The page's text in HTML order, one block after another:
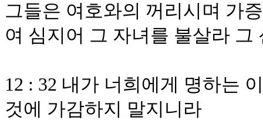
그들은 여호와의 꺼리시며 가
여 심지어 그 자녀를 불살라 그
12 : 32 내가 너희에게 명하는
것에 가감하지 말지니라